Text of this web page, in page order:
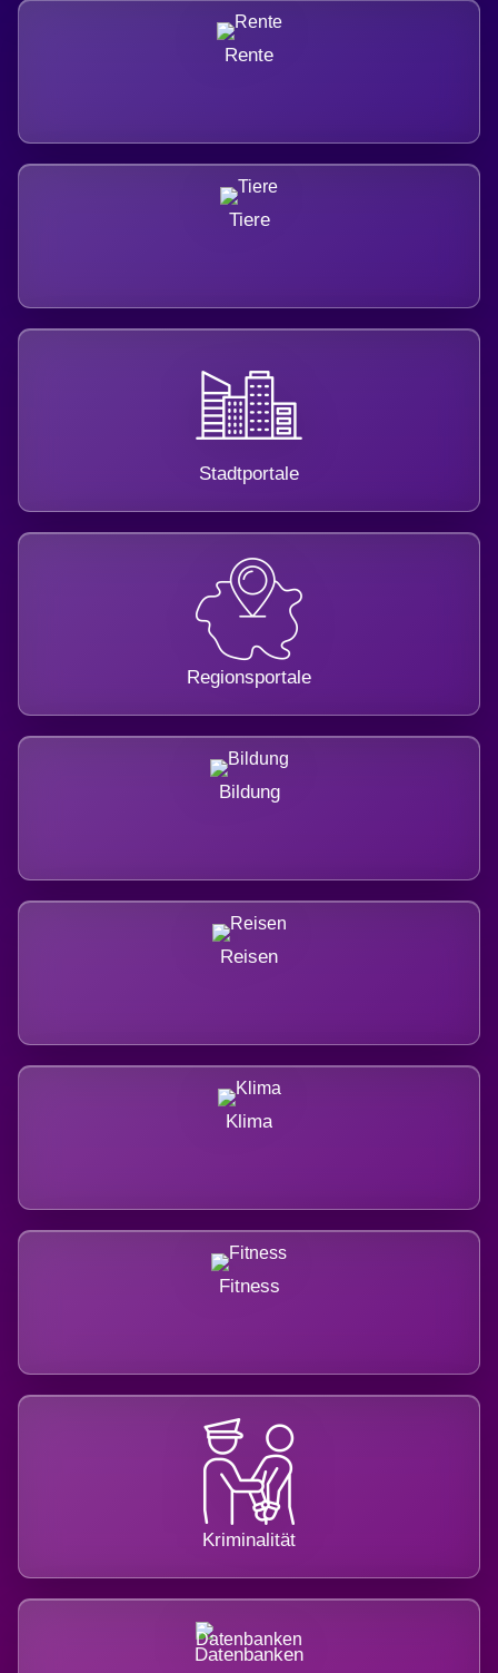
Rente
Tiere
Stadtportale
Regionsportale
Bildung
Reisen
Klima
Fitness
Kriminalität
Datenbanken